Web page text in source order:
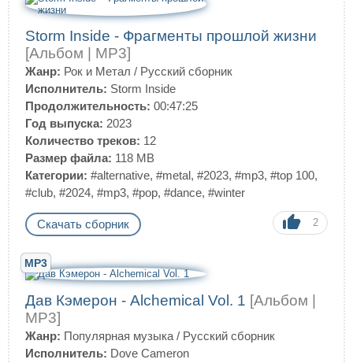
Storm Inside - Фрагменты прошлой жизни
[Альбом | MP3]
Жанр: Рок и Метал / Русский сборник
Исполнитель: Storm Inside
Продолжительность: 00:47:25
Год выпуска: 2023
Количество треков: 12
Размер файла: 118 MB
Категории: #alternative, #metal, #2023, #mp3, #top 100,
#club, #2024, #mp3, #pop, #dance, #winter
Скачать сборник 2
MP3
Дав Кэмерон - Alchemical Vol. 1 [Альбом |
MP3]
Жанр: Популярная музыка / Русский сборник
Исполнитель: Dove Cameron